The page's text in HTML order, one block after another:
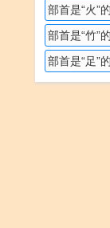
部首是“火”
部首是“竹”
部首是“足”